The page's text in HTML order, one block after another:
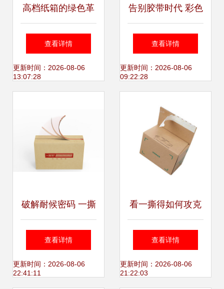
高档纸箱的绿色革
新 环保革新催奋
进，精益制造保安
查看详情
更新时间：2026-08-06
13:07:28
告别胶带时代 彩色
拉链纸箱如何重塑
绿色快递包装新体
查看详情
更新时间：2026-08-06
09:22:28
破解耐候密码 一撕
得免胶带纸箱如何
攻克包装双面胶痛
查看详情
更新时间：2026-08-06
22:41:11
看一撕得如何攻克
包装双面胶耐候性
难题
查看详情
更新时间：2026-08-06
21:22:03